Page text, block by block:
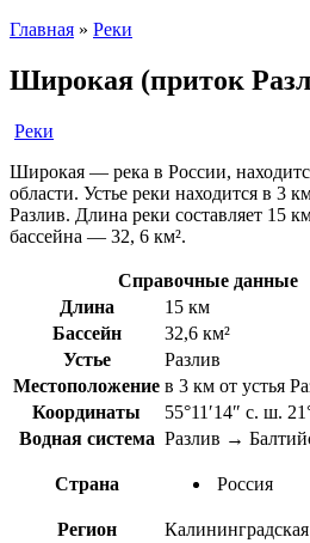
Главная » Реки
Широкая (приток
Реки
Широкая — река в России,
области. Устье реки находится в 3
Разлив. Длина реки составляет 15
бассейна — 32, 6 км².
Справочные данные
Длина
15 км
Бассейн
32,6 км²
Устье
Разлив
Местоположение в 3 км от устья
Координаты
55°11′14″ с. ш.
Водная система Разлив →
Страна Россия
Регион
Калининградская